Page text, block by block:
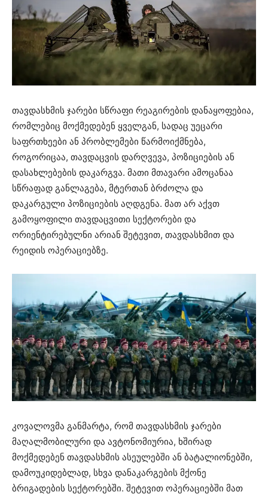
თავდასხმის ჯარები სწრაფი რეაგირების დანაყოფებია,
რომლებიც მოქმედებენ ყველგან, სადაც უეცარი
საფრთხეები ან პრობლემები წარმოიქმნება,
როგორიცაა, თავდაცვის დარღვევა, პოზიციების ან
დასახლებების დაკარგვა. მათი მთავარი ამოცანაა
სწრაფად განლაგება, მტერთან ბრძოლა და
დაკარგული პოზიციების აღდგენა. მათ არ აქვთ
გამოყოფილი თავდაცვითი სექტორები და
ორიენტირებულნი არიან შეტევით, თავდასხმით და
რეიდის ოპერაციებზე.
კოვალოვმა განმარტა, რომ თავდასხმის ჯარები
მაღალმობილური და ავტონომიურია, ხშირად
მოქმედებენ თავდასხმის ასეულებში ან ბატალიონებში,
დამოუკიდებლად, სხვა დანაკარგების მქონე
ბრიგადების სექტორებში. შეტევით ოპერაციებში მათ